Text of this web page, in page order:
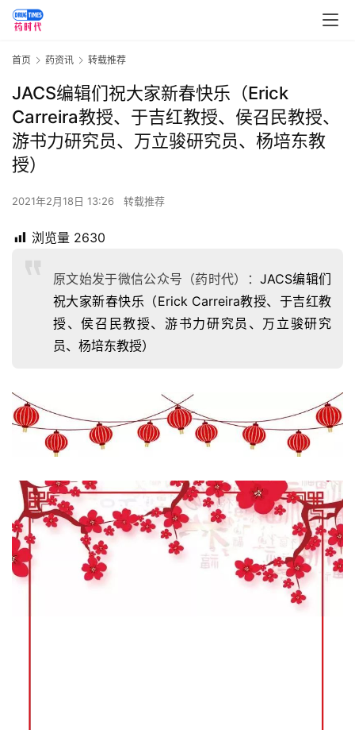
首页 药资讯 转载推荐
JACS编辑们祝大家新春快乐（Erick
Carreira教授、于吉红教授、侯召民教授、
游书力研究员、万立骏研究员、杨培东教
授）
2021年2月18日 13:26 转载推荐
浏览量 2630
原文始发于微信公众号（药时代）：JACS编辑们
祝大家新春快乐（Erick Carreira教授、于吉红教
授、侯召民教授、游书力研究员、万立骏研究
员、杨培东教授）